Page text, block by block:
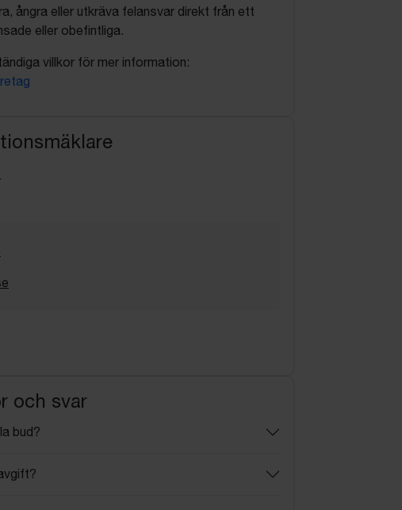
ångra eller utkräva felansvar direkt från ett
eller obefintliga.
villkor för mer information:
och svar
bud?